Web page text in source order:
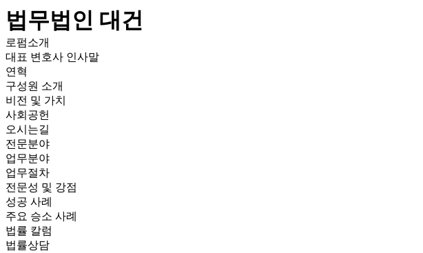
법무법인 대건
로펌소개
대표 변호사 인사말
연혁
구성원 소개
비전 및 가치
사회공헌
오시는길
전문분야
업무분야
업무절차
전문성 및 강점
성공 사례
주요 승소 사례
법률 칼럼
법률상담